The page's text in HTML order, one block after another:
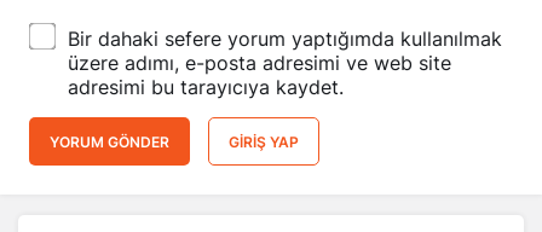
Bir dahaki sefere yorum yaptığımda kullanılmak
üzere adımı, e-posta adresimi ve web site
adresimi bu tarayıcıya kaydet.
YORUM GÖNDER GIRIŞ YAP